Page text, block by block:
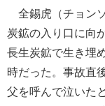
全錫虎（チョン
炭鉱の入り口に向
長生炭鉱で生き埋
時だった。事故直
父を呼んで泣いた